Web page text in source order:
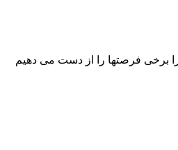
چرا برخی فرصتها را از دست می دهیم